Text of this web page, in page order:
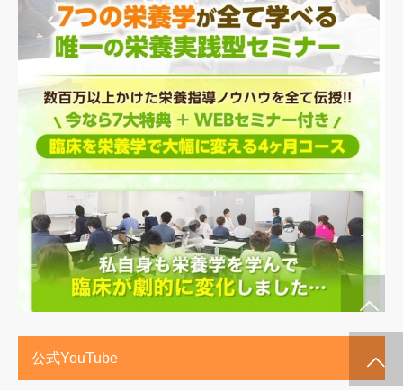
公式YouTube
施術メルマガ 公式LINE @ セミナー案内